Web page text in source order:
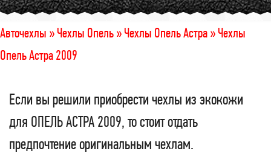
Авточехлы »Чехлы Опель »Чехлы Опель Астра »Чехлы
Опель Астра 2009
Если вы решили приобрести чехлы из экокожи
для ОПЕЛЬ АСТРА 2009, то стоит отдать
предпочтение оригинальным чехлам.